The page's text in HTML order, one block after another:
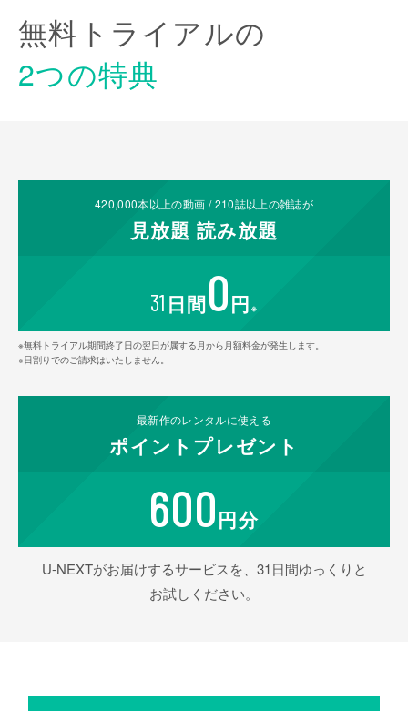
無料トライアルの
2つの特典
420,000本以上の動画 /210誌以上の雑誌が
見放題 読み放題
31 日間0円 ※
※無料トライアル期間終了日の翌日が属する月から月額料金が発生します。
※日割りでのご請求はいたしません。
最新作のレンタルに使える
ポイント プレゼント
600円分
U-NEXTがお届けするサービスを、31日間ゆっくりと
お試しください。